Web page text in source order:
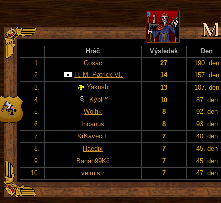
Hráč Výsledek
Den
1.
Cosac 27
190. den
2.
H. M. Patrick VI. 14
157. den
3.
Yakushi 13
107. den
4.
Kýbl™ 10
87. den
5.
Wolfik 8
92. den
6.
Incanus 8
93. den
7.
KrKavec I. 7
40. den
8.
Haedix 7
45. den
9.
Banán99Kč 7
45. den
10.
velmistr 7 47. den